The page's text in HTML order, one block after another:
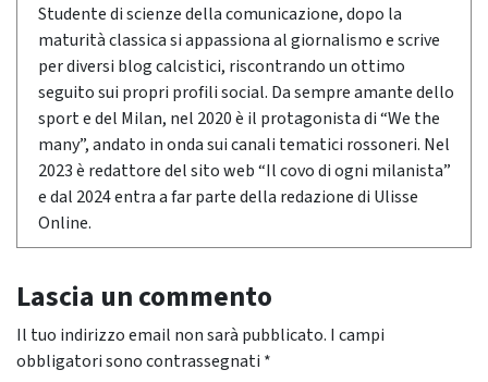
Studente di scienze della comunicazione, dopo la
maturità classica si appassiona al giornalismo e scrive
per diversi blog calcistici, riscontrando un ottimo
seguito sui propri profili social. Da sempre amante dello
sport e del Milan, nel 2020 è il protagonista di “We the
many”, andato in onda sui canali tematici rossoneri. Nel
2023 è redattore del sito web “Il covo di ogni milanista”
e dal 2024 entra a far parte della redazione di Ulisse
Online.
Lascia un commento
Il tuo indirizzo email non sarà pubblicato. I campi
obbligatori sono contrassegnati *